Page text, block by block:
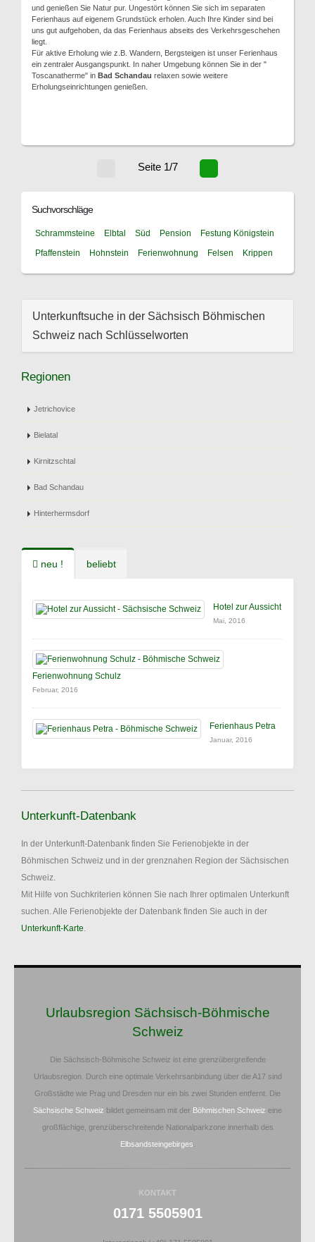
und genießen Sie Natur pur. Ungestört können Sie sich im separaten
Ferienhaus auf eigenem Grundstück erholen. Auch Ihre Kinder sind bei
uns gut aufgehoben, da das Ferienhaus abseits des Verkehrsgeschehen
liegt.
Für aktive Erholung wie z.B. Wandern, Bergsteigen ist unser Ferienhaus
ein zentraler Ausgangspunkt. In naher Umgebung können Sie in der "
Toscanatherme" in Bad Schandau relaxen sowie weitere
Erholungseinrichtungen genießen.
Seite 1/7
Suchvorschläge
Schrammsteine Elbtal Süd Pension
Festung Königstein
Pfaffenstein
Hohnstein Ferienwohnung Felsen Krippen
Unterkunftsuche in der Sächsisch Böhmischen
Schweiz nach Schlüsselworten
Regionen
Jetrichovice
Bielatal
Kirnitzschtal
Bad Schandau
Hinterhermsdorf
neu ! beliebt
Hotel zur Aussicht
Mai, 2016
Ferienwohnung Schulz
Februar, 2016
Ferienhaus Petra
Januar, 2016
Unterkunft-Datenbank
In der Unterkunft-Datenbank finden Sie Ferienobjekte in der
Böhmischen Schweiz und in der grenznahen Region der Sächsischen
Schweiz.
Mit Hilfe von Suchkriterien können Sie nach Ihrer optimalen Unterkunft
suchen. Alle Ferienobjekte der Datenbank finden Sie auch in der
Unterkunft-Karte.
Urlaubsregion Sächsisch-Böhmische
Schweiz
Die Sächsisch-Böhmische Schweiz ist eine grenzübergreifende
Urlaubsregion. Durch eine optimale Verkehrsanbindung über die A17 sind
Großstädte wie Prag und Dresden nur ein bis zwei Stunden entfernt. Die
Sächsische Schweiz bildet gemeinsam mit der Böhmischen Schweiz eine
großflächige, grenzüberschreitende Nationalparkzone innerhalb des
Elbsandsteingebirges
KONTAKT
0171 5505901